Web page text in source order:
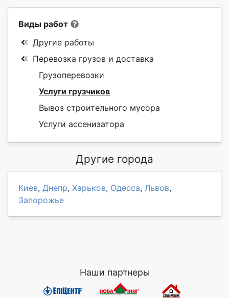
Виды работ
Другие работы
Перевозка грузов и доставка
Грузоперевозки
Услуги грузчиков
Вывоз строительного мусора
Услуги ассенизатора
Другие города
Киев, Днепр, Харьков, Одесса, Львов,
Запорожье
Наши партнеры